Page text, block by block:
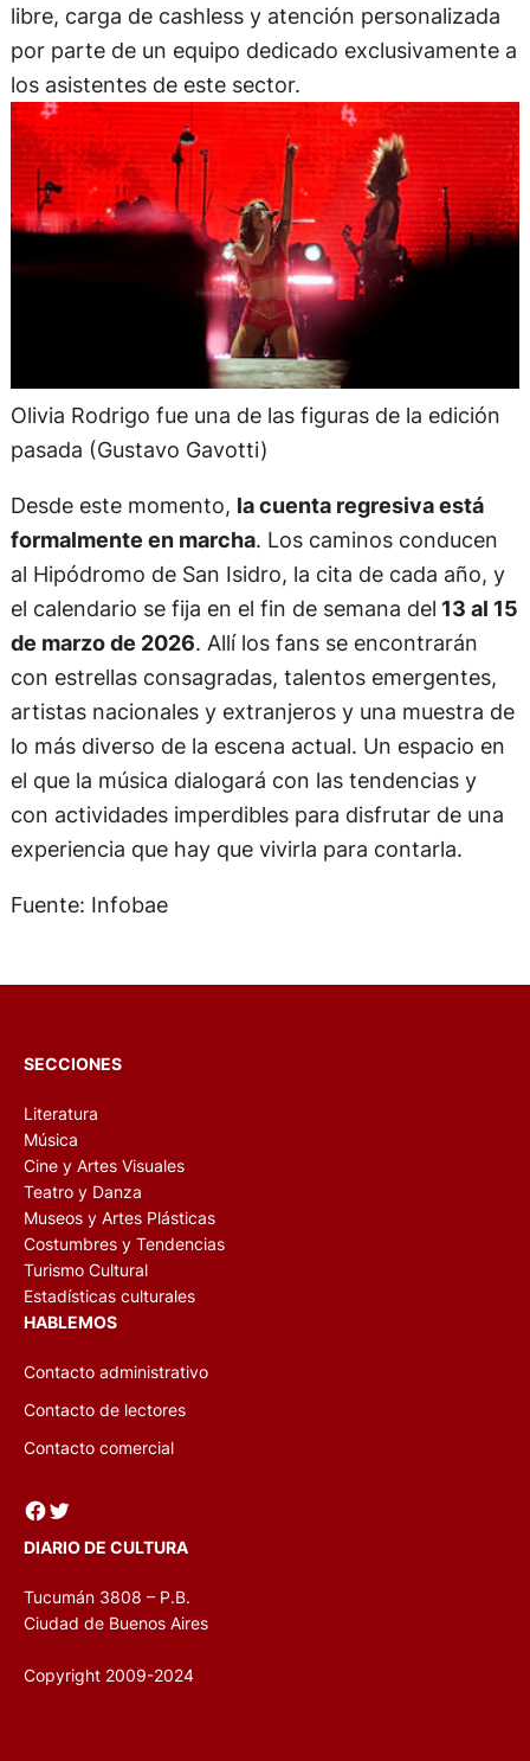
libre, carga de cashless y atención personalizada
por parte de un equipo dedicado exclusivamente a
los asistentes de este sector.
Olivia Rodrigo fue una de las figuras de la edición
pasada (Gustavo Gavotti)
Desde este momento, la cuenta regresiva está
formalmente en marcha. Los caminos conducen
al Hipódromo de San Isidro, la cita de cada año, y
el calendario se fija en el fin de semana del 13 al 15
de marzo de 2026. Allí los fans se encontrarán
con estrellas consagradas, talentos emergentes,
artistas nacionales y extranjeros y una muestra de
lo más diverso de la escena actual. Un espacio en
el que la música dialogará con las tendencias y
con actividades imperdibles para disfrutar de una
experiencia que hay que vivirla para contarla.
Fuente: Infobae
SECCIONES
Literatura
Música
Cine y Artes Visuales
Teatro y Danza
Museos y Artes Plásticas
Costumbres y Tendencias
Turismo Cultural
Estadísticas culturales
HABLEMOS
Contacto administrativo
Contacto de lectores
Contacto comercial
Facebook Twitter
DIARIO DE CULTURA
Tucumán 3808 – P.B.
Ciudad de Buenos Aires
Copyright 2009-2024